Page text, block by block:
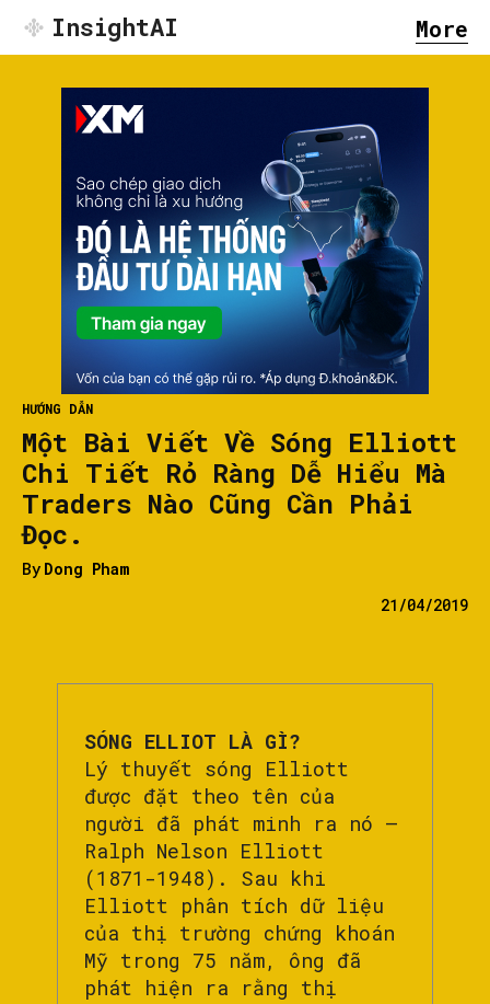
InsightAI More
HƯỚNG DẪN
Một Bài Viết Về Sóng Elliott
Chi Tiết Rỏ Ràng Dễ Hiểu Mà
Traders Nào Cũng Cần Phải
Đọc.
By Dong Pham
21/04/2019
SÓNG ELLIOT LÀ GÌ?
Lý thuyết sóng Elliott
được đặt theo tên của
người đã phát minh ra nó –
Ralph Nelson Elliott
(1871-1948). Sau khi
Elliott phân tích dữ liệu
của thị trường chứng khoán
Mỹ trong 75 năm, ông đã
phát hiện ra rằng thị